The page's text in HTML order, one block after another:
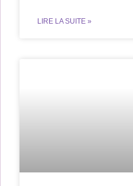
LIRE LA SUITE »